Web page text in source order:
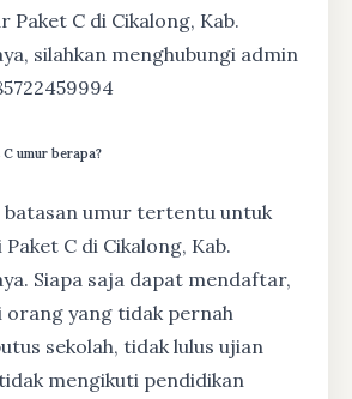
Paket C di Cikalong, Kab.
silahkan menghubungi admin
umur berapa?
batasan umur tertentu untuk
C di Cikalong, Kab.
Siapa saja dapat mendaftar,
orang yang tidak pernah
sekolah, tidak lulus ujian
mengikuti pendidikan